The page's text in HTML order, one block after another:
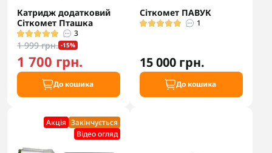
Катридж додатковий
Сіткомет Пташка
3
1 999 грн. -15%
1 700 грн.
До кошика
Сіткомет ПАВУК
1
15 000 грн.
До кошика
Акцiя Закінчується
Відео огляд